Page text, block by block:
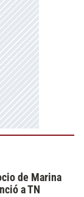
de Marina
a TN